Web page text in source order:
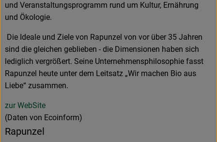
und Veranstaltungsprogramm rund um Kultur, Ernährung
und Ökologie.
Die Ideale und Ziele von Rapunzel von vor über 35 Jahren
sind die gleichen geblieben - die Dimensionen haben sich
lediglich vergrößert. Seine Unternehmensphilosophie fasst
Rapunzel heute unter dem Leitsatz „Wir machen Bio aus
Liebe“ zusammen.
zur WebSite
(Daten von Ecoinform)
Rapunzel